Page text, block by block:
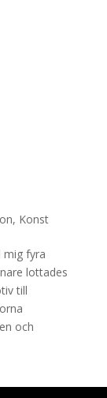
, Konst
mig fyra
lottades
till
och